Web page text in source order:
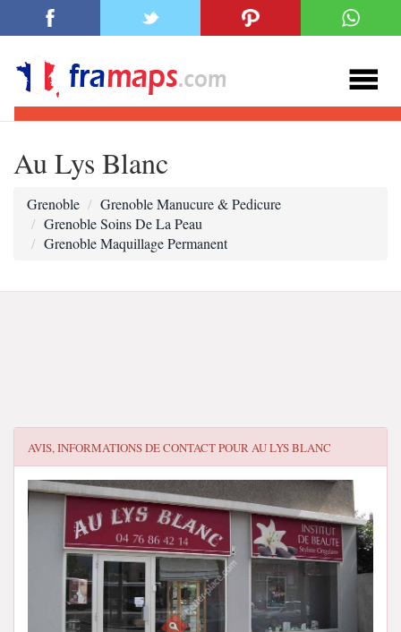
Au Lys Blanc
Grenoble
Grenoble Manucure & Pedicure
Grenoble Soins De La Peau
Grenoble Maquillage Permanent
AVIS, INFORMATIONS DE CONTACT POURAU LYS BLANC